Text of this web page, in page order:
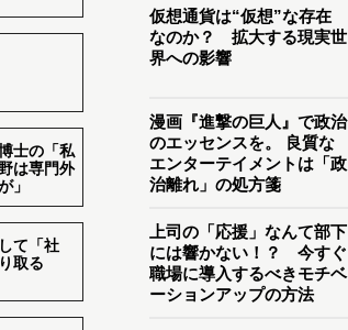
士の「私
は専門外
」
て「社
取る
仮想通貨は“仮想”な存在
なのか？ 拡大する現実世
界への影響
漫画『進撃の巨人』で政治
のエッセンスを。 良質な
エンターテイメントは「政
治離れ」の処方箋
上司の「応援」なんて部下
には響かない！？ 今すぐ
職場に導入するべきモチベ
ーションアップの方法